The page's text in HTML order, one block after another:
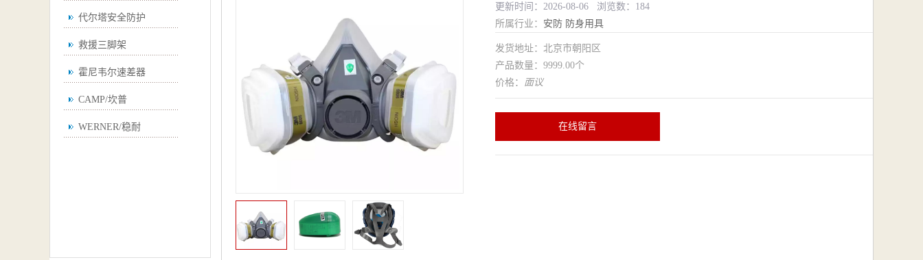
代尔塔安全防护
救援三脚架
霍尼韦尔速差器
CAMP/坎普
WERNER/稳耐
更新时间：2026-08-06 浏览数：184
所属行业： 安防 防身用具
发货地址：北京市朝阳区
产品数量：9999.00个
价格： 面议
在线留言